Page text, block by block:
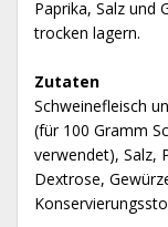
Paprika, Salz und
trocken lagern.
Zutaten
Schweinefleisch
(für 100 Gramm
verwendet), Salz,
Dextrose,